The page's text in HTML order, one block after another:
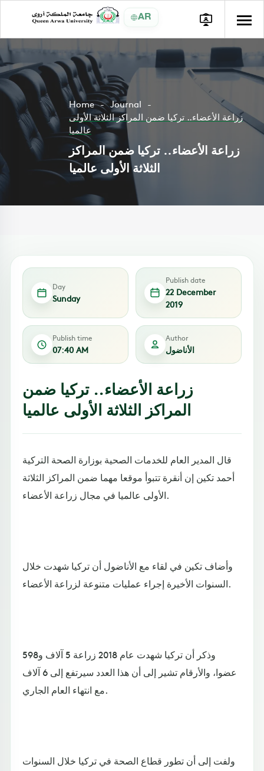
AR
Home
Journal
زراعة الأعضاء.. تركيا ضمن المراكز الثلاثة الأولى
عالميا
زراعة الأعضاء.. تركيا ضمن المراكز
الثلاثة الأولى عالميا
Day
Sunday
Publish date
22 December
2019
Publish time
07:40 AM
Author
الأناضول
زراعة الأعضاء.. تركيا ضمن
المراكز الثلاثة الأولى عالميا
قال المدير العام للخدمات الصحية بوزارة الصحة التركية
أحمد تكين إن أنقرة تتبوأ موقعا مهما ضمن المراكز الثلاثة
الأولى عالميا في مجال زراعة الأعضاء.
وأضاف تكين في لقاء مع الأناضول أن تركيا شهدت خلال
السنوات الأخيرة إجراء عمليات متنوعة لزراعة الأعضاء.
وذكر أن تركيا شهدت عام 2018 زراعة 5 آلاف و598
عضوا، والأرقام تشير إلى أن هذا العدد سيرتفع إلى 6 آلاف
مع انتهاء العام الجاري.
ولفت إلى أن تطور قطاع الصحة في تركيا خلال السنوات